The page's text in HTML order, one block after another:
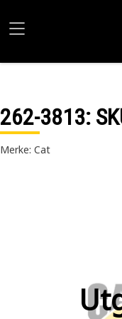
262-3813:
Merke: Cat